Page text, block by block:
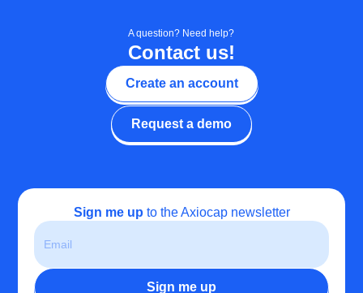
Create an account
Request a demo
Contact us!
A question? Need help?
Sign me up to the Axiocap newsletter